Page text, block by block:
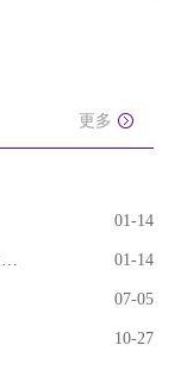
更多
01-14
山东圣翰财贸职业学院 2025年高职招生专业收费情 01-14
07-05
10-27